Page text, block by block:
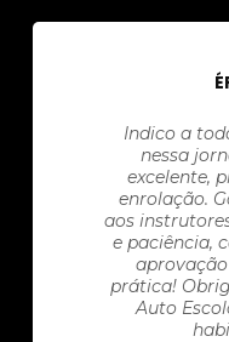
Indico a
nessa
excelente,
enrolação.
aos
e paciência,
prática!
Auto